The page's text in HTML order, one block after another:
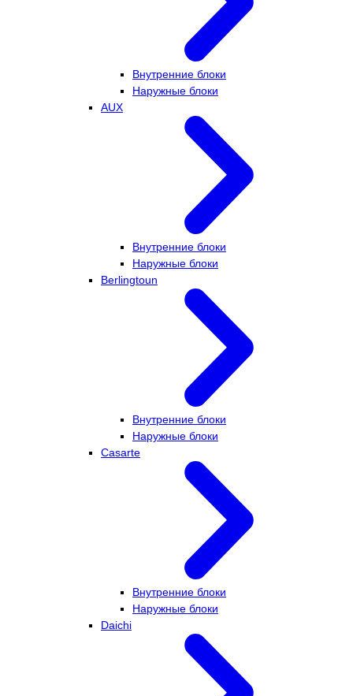
Внутренние блоки
Наружные блоки
AUX
Внутренние блоки
Наружные блоки
Berlingtoun
Внутренние блоки
Наружные блоки
Casarte
Внутренние блоки
Наружные блоки
Daichi